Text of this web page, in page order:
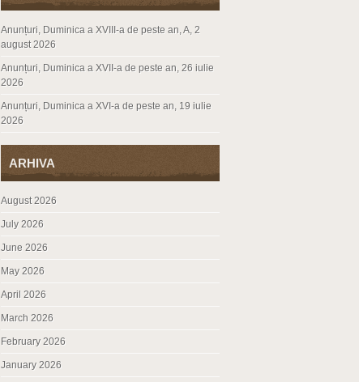
Anunțuri, Duminica a XVIII-a de peste an, A, 2
august 2026
Anunțuri, Duminica a XVII-a de peste an, 26 iulie
2026
Anunțuri, Duminica a XVI-a de peste an, 19 iulie
2026
ARHIVA
August 2026
July 2026
June 2026
May 2026
April 2026
March 2026
February 2026
January 2026